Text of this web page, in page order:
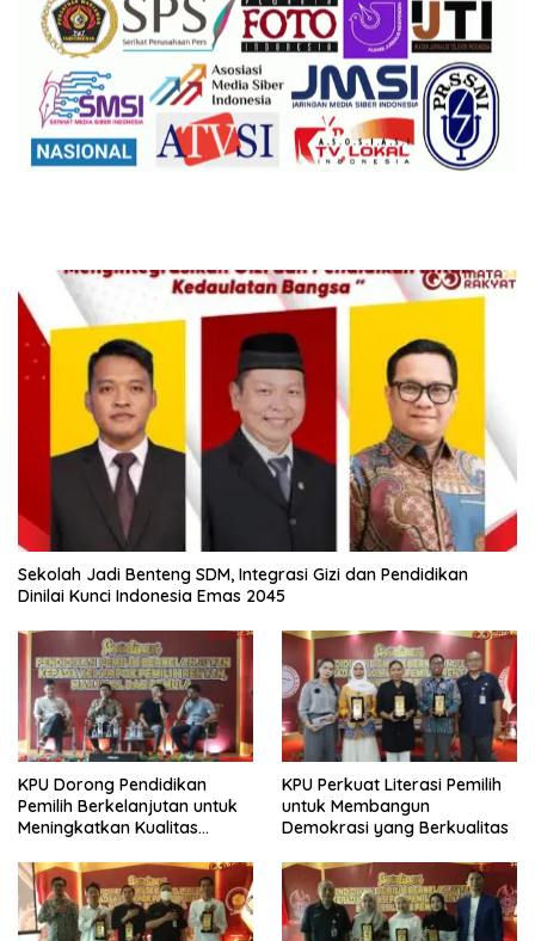
Sekolah Jadi Benteng SDM, Integrasi Gizi dan Pendidikan
Dinilai Kunci Indonesia Emas 2045
KPU Dorong Pendidikan
Pemilih Berkelanjutan untuk
Meningkatkan Kualitas
KPU Perkuat Literasi Pemilih
untuk Membangun
Demokrasi yang Berkualitas